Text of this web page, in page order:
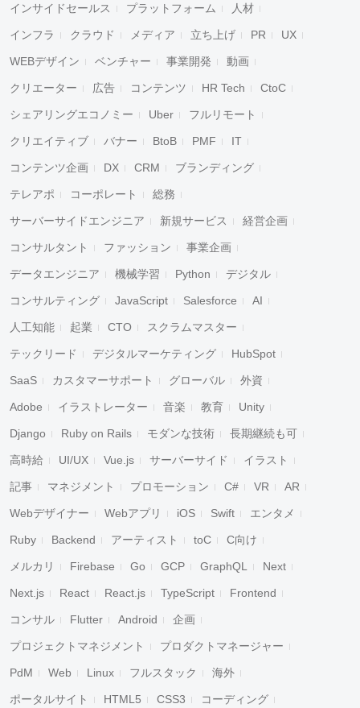
インサイドセールス プラットフォーム 人材
インフラ クラウド メディア 立ち上げ PR UX
WEBデザイン ベンチャー 事業開発 動画
クリエーター 広告 コンテンツ HR Tech CtoC
シェアリングエコノミー Uber フルリモート
クリエイティブ バナー BtoB PMF IT
コンテンツ企画 DX CRM ブランディング
テレアポ コーポレート 総務
サーバーサイドエンジニア 新規サービス 経営企画
コンサルタント ファッション 事業企画
データエンジニア 機械学習 Python デジタル
コンサルティング JavaScript Salesforce AI
人工知能 起業 CTO スクラムマスター
テックリード デジタルマーケティング HubSpot
SaaS カスタマーサポート グローバル 外資
Adobe イラストレーター 音楽 教育 Unity
Django Ruby on Rails モダンな技術 長期継続も可
高時給 UI/UX Vue.js サーバーサイド イラスト
記事 マネジメント プロモーション C# VR AR
Webデザイナー Webアプリ iOS Swift エンタメ
Ruby Backend アーティスト toC C向け
メルカリ Firebase Go GCP GraphQL Next
Next.js React React.js TypeScript Frontend
コンサル Flutter Android 企画
プロジェクトマネジメント プロダクトマネージャー
PdM Web Linux フルスタック 海外
ポータルサイト HTML5 CSS3 コーディング